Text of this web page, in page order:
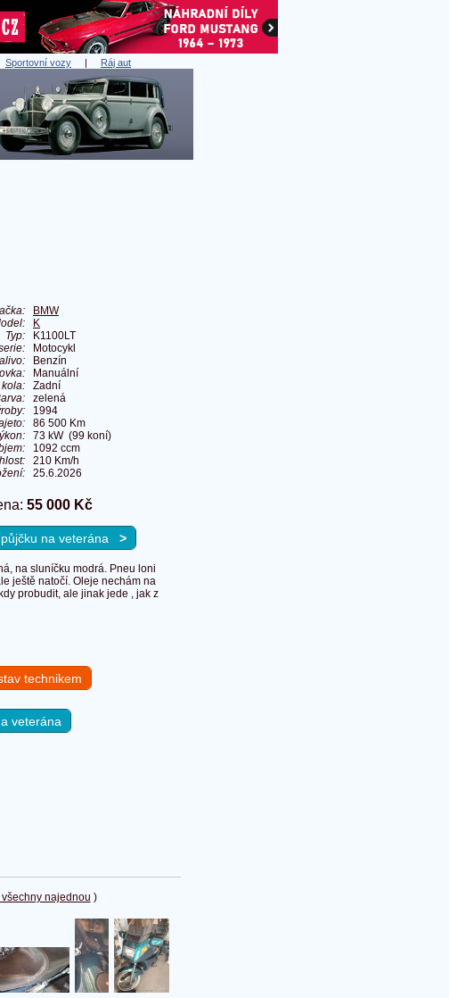
Sportovní vozy | Ráj aut
BMW
K
Typ:
K1100LT
Motocykl
Benzín
Manuální
Zadní
zelená
1994
86 500 Km
73 kW (99 koní)
1092 ccm
210 Km/h
25.6.2026
55 000 Kč
na veterána >
na sluníčku modrá. Pneu loni
ještě natočí. Oleje nechám na
probudit, ale jinak jede , jak z
technikem
veterána
najednou )